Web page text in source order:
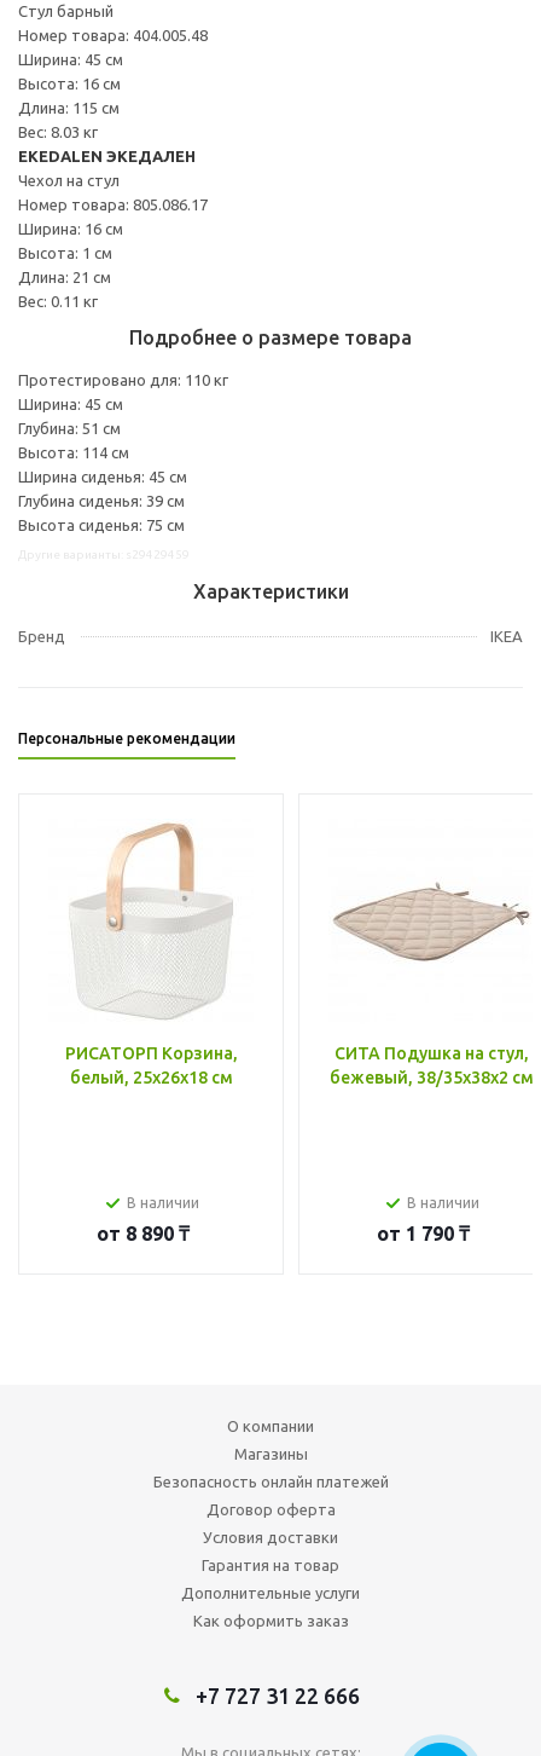
Стул барный
Номер товара: 404.005.48
Ширина: 45 см
Высота: 16 см
Длина: 115 см
Вес: 8.03 кг
EKEDALEN ЭКЕДАЛЕН
Чехол на стул
Номер товара: 805.086.17
Ширина: 16 см
Высота: 1 см
Длина: 21 см
Вес: 0.11 кг
Подробнее о размере товара
Протестировано для: 110 кг
Ширина: 45 см
Глубина: 51 см
Высота: 114 см
Ширина сиденья: 45 см
Глубина сиденья: 39 см
Высота сиденья: 75 см
Характеристики
Бренд IKEA
Персональные рекомендации
РИСАТОРП Корзина,
белый, 25x26x18 см
В наличии
от 8 890 ₸
СИТА Подушка на стул,
бежевый, 38/35x38x2 см
В наличии
от 1 790 ₸
О компании
Магазины
Безопасность онлайн платежей
Договор оферта
Условия доставки
Гарантия на товар
Дополнительные услуги
Как оформить заказ
+7 727 31 22 666
Мы в социальных сетях: